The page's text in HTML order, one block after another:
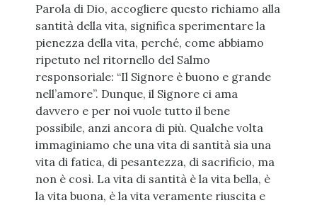
Parola di Dio, accogliere questo richiamo alla
santità della vita, significa sperimentare la
pienezza della vita, perché, come abbiamo
ripetuto nel ritornello del Salmo
responsoriale: “Il Signore è buono e grande
nell’amore”. Dunque, il Signore ci ama
davvero e per noi vuole tutto il bene
possibile, anzi ancora di più. Qualche volta
immaginiamo che una vita di santità sia una
vita di fatica, di pesantezza, di sacrificio, ma
non è così. La vita di santità è la vita bella, è
la vita buona, è la vita veramente riuscita e